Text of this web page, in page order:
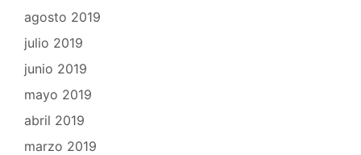
agosto 2019
julio 2019
junio 2019
mayo 2019
abril 2019
marzo 2019